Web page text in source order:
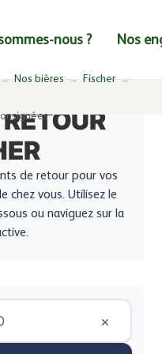
nous ? Nos
Nos bières Fischer
de retour pour vos
chez vous. Utilisez le
ou naviguez sur la
de 5 chiffres ×